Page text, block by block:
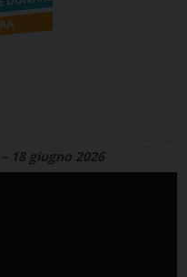
18 giugno 2026